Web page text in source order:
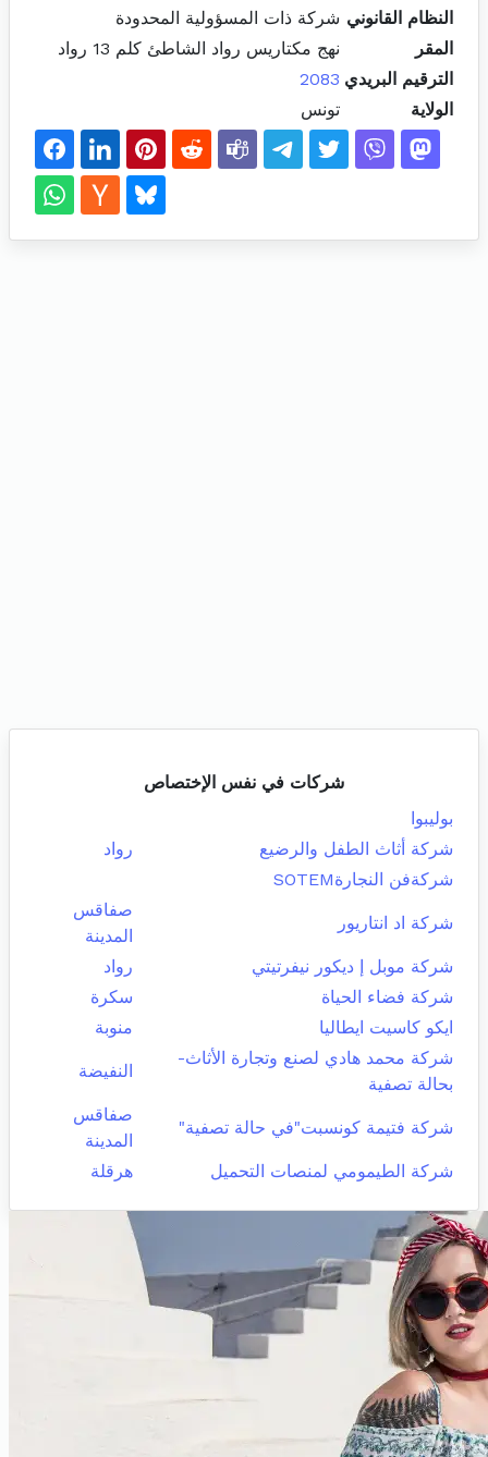
النظام القانوني شركة ذات المسؤولية المحدودة
المقر
نهج مكتاريس رواد الشاطئ كلم 13 رواد
الترقيم البريدي 2083
الولاية
تونس
شركات في نفس الإختصاص
بوليبوا
شركة أثاث الطفل والرضيع
رواد
شركةفن النجارةSOTEM
شركة اد انتاريور
صفاقس
المدينة
شركة موبل إ ديكور نيفرتيتي
رواد
شركة فضاء الحياة
سكرة
ايكو كاسيت ايطاليا
منوبة
شركة محمد هادي لصنع وتجارة الأثاث-
بحالة تصفية
النفيضة
شركة فتيمة كونسبت"في حالة تصفية"
صفاقس
المدينة
شركة الطيمومي لمنصات التحميل
هرقلة